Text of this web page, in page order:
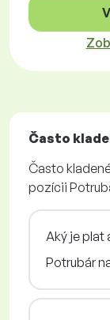
Často
Často
pozícii
Aký je plat
Potrubár